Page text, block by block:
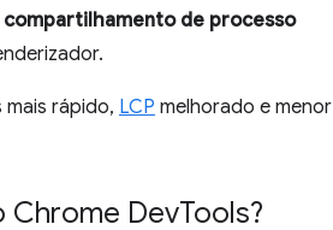
compartilhamento de processo
rápido, LCP melhorado e menor
Chrome DevTools?